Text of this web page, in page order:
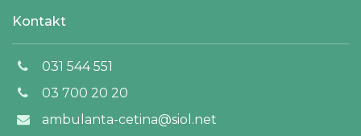
Kontakt
031 544 551
03 700 20 20
ambulanta-cetina@siol.net